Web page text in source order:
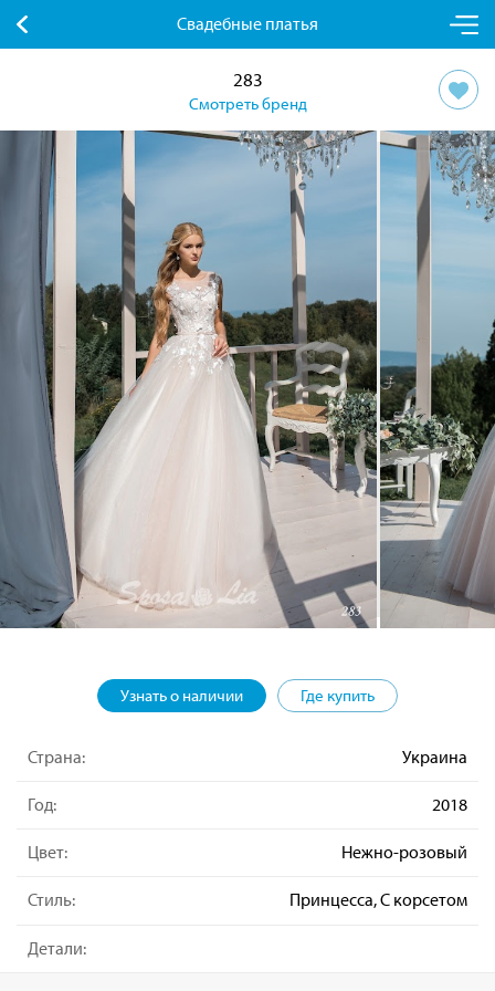
Свадебные платья
283
Смотреть бренд
Узнать о наличии Где купить
Страна: Украина
Год: 2018
Цвет: Нежно-розовый
Стиль: Принцесса, С корсетом
Детали: